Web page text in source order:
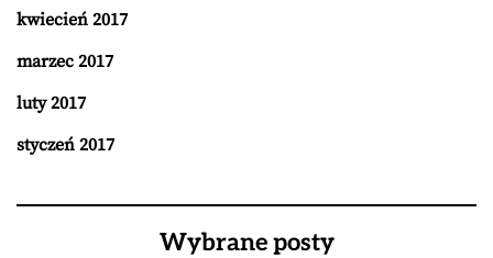
kwiecień 2017
marzec 2017
luty 2017
styczeń 2017
Wybrane posty